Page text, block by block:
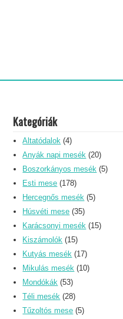
Kategóriák
Altatódalok (4)
Anyák napi mesék (20)
Boszorkányos mesék (5)
Esti mese (178)
Hercegnős mesék (5)
Húsvéti mese (35)
Karácsonyi mesék (15)
Kiszámolók (15)
Kutyás mesék (17)
Mikulás mesék (10)
Mondókák (53)
Téli mesék (28)
Tűzoltós mese (5)